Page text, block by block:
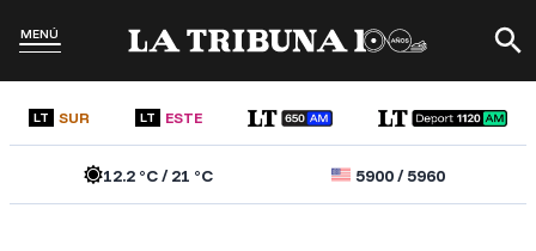
MENÚ
LT SUR LT ESTE
12.2 °C /21 °C 5900/5960